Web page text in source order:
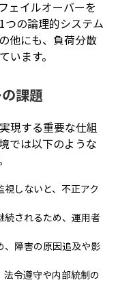
ェイルオーバーを
の論理的システム
他にも、負荷分散
います。
課題
現する重要な仕組
では以下のような
しないと、不正アク
続されるため、運用者
、障害の原因追及や影
令遵守や内部統制の